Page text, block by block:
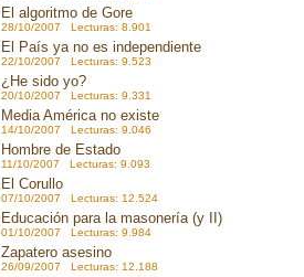
El algoritmo de Gore
28/10/2007 Lecturas: 8.901
El País ya no es independiente
22/10/2007 Lecturas: 9.523
¿He sido yo?
20/10/2007 Lecturas: 9.331
Media América no existe
14/10/2007 Lecturas: 9.046
Hombre de Estado
11/10/2007 Lecturas: 9.093
El Corullo
07/10/2007 Lecturas: 12.524
Educación para la masonería (y II)
01/10/2007 Lecturas: 9.984
Zapatero asesino
26/09/2007 Lecturas: 12.188